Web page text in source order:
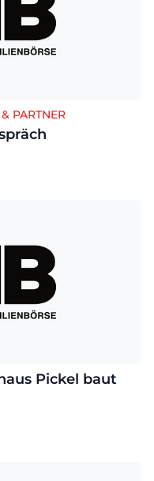
PARTNER
Pickel baut